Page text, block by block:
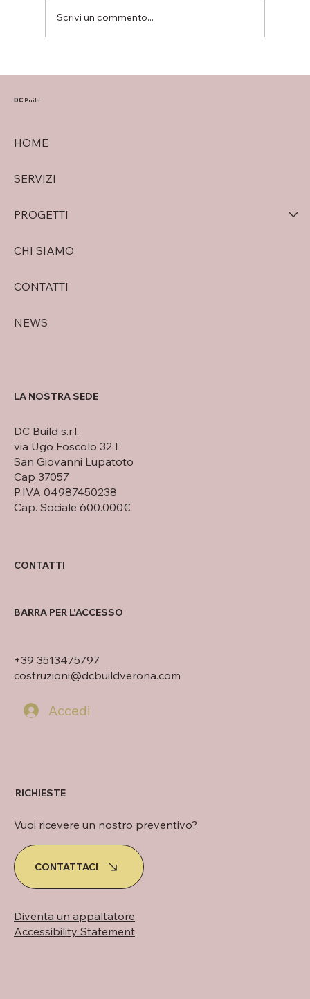
Scrivi un commento...
DC Build
HOME
SERVIZI
PROGETTI
CHI SIAMO
CONTATTI
NEWS
LA NOSTRA SEDE
DC Build s.r.l.
via Ugo Foscolo 32 I
San Giovanni Lupatoto
Cap 37057
P.IVA 04987450238
Cap. Sociale 600.000€
CONTATTI
+39 3513475797
costruzioni@dcbuildverona.com
BARRA PER L'ACCESSO
Accedi
RICHIESTE
Vuoi ricevere un nostro preventivo?
CONTATTACI
Diventa un appaltatore
Accessibility Statement